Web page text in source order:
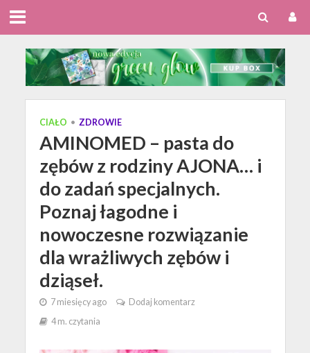
CIAŁO • ZDROWIE
AMINOMED – pasta do
zębów z rodziny AJONA… i
do zadań specjalnych.
Poznaj łagodne i
nowoczesne rozwiązanie
dla wrażliwych zębów i
dziąseł.
7 miesięcy ago
Dodaj komentarz
4 m. czytania